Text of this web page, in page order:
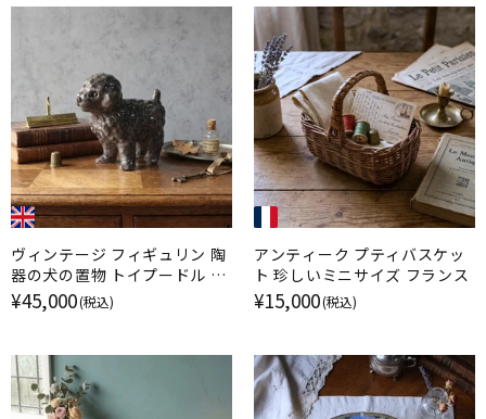
ヴィンテージ フィギュリン 陶
器の犬の置物 トイプードル ケ
ンジントンドッグ / ジェニー・
ウィンスタンレイ イギリス
¥45,000(税込)
アンティーク プティバスケッ
ト 珍しいミニサイズ フランス
¥15,000(税込)